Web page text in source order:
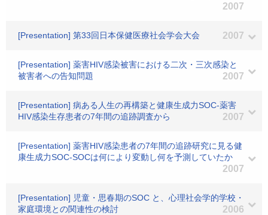
2007
[Presentation] 第33回日本保健医療社会学会大会 2007
[Presentation] 薬害HIV感染被害における二次・三次感染と
被害者への告知問題
2007
[Presentation] 病ある人生の再構築と健康生成力SOC-薬害
HIV感染生存患者の7年間の追跡調査から
2007
[Presentation] 薬害HIV感染患者の7年間の追跡研究に見る健
康生成力SOC-SOCは何により変動し何を予測していたか
2007
[Presentation] 児童・思春期のSOC と、心理社会学的学校・
家庭環境との関連性の検討
2006